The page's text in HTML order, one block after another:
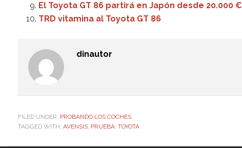
El Toyota GT 86 partirá en Japón desde 20.000 €
TRD vitamina al Toyota GT 86
dinautor
FILED UNDER: PROBANDO LOS COCHES
TAGGED WITH: AVENSIS, PRUEBA, TOYOTA